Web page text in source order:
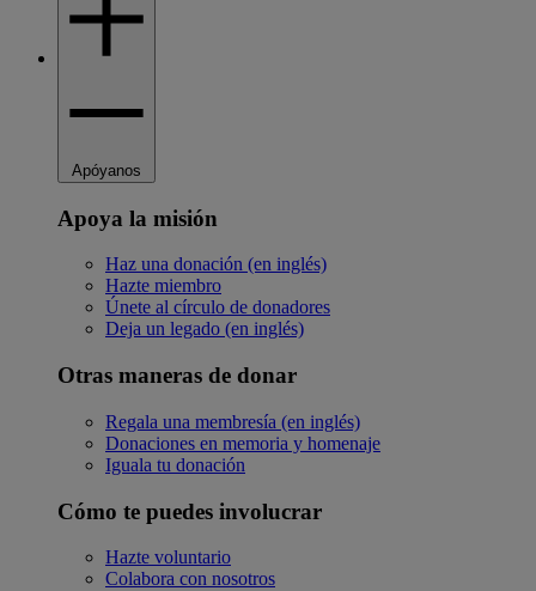
Apóyanos
Apoya la misión
Haz una donación (en inglés)
Hazte miembro
Únete al círculo de donadores
Deja un legado (en inglés)
Otras maneras de donar
Regala una membresía (en inglés)
Donaciones en memoria y homenaje
Iguala tu donación
Cómo te puedes involucrar
Hazte voluntario
Colabora con nosotros